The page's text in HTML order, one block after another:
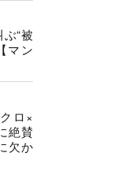
“被
マン
ロ×
絶賛
欠か